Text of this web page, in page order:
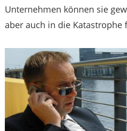
Unternehmen können sie
aber auch in die Katastrophe